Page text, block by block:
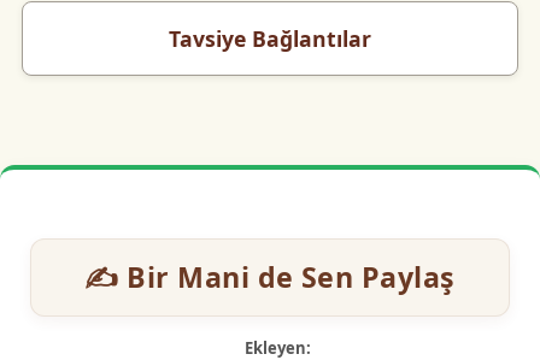
Tavsiye Bağlantılar
✍️ Bir Mani de Sen Paylaş
Ekleyen: